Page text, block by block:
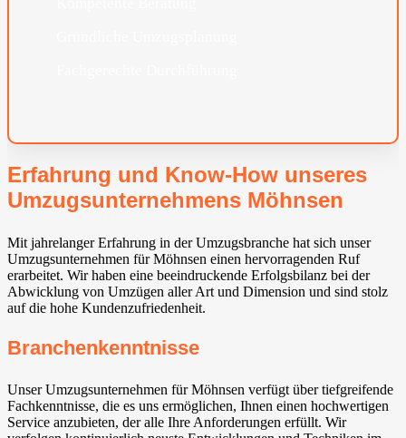
Erfahrung und Know-How unseres
Umzugsunternehmens Möhnsen
Mit jahrelanger Erfahrung in der Umzugsbranche hat sich unser
Umzugsunternehmen für Möhnsen einen hervorragenden Ruf
erarbeitet. Wir haben eine beeindruckende Erfolgsbilanz bei der
Abwicklung von Umzügen aller Art und Dimension und sind stolz
auf die hohe Kundenzufriedenheit.
Branchenkenntnisse
Unser Umzugsunternehmen für Möhnsen verfügt über tiefgreifende
Fachkenntnisse, die es uns ermöglichen, Ihnen einen hochwertigen
Service anzubieten, der alle Ihre Anforderungen erfüllt. Wir